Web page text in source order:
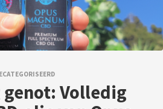
Volledig